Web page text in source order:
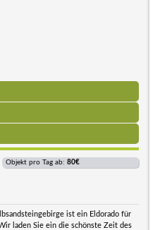
Objekt pro Tag ab: 80€
ist ein Eldorado für
laden Sie ein die schönste Zeit des